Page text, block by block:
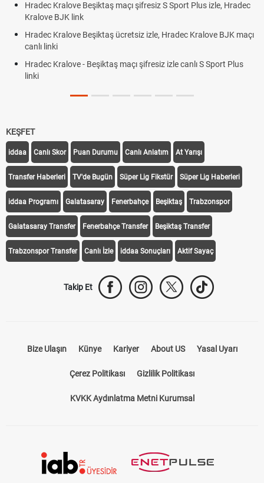
Hradec Kralove Beşiktaş maçı şifresiz S Sport Plus izle, Hradec
Kralove BJK link
Hradec Kralove Beşiktaş ücretsiz izle, Hradec Kralove BJK maçı
canlı linki
Hradec Kralove - Beşiktaş maçı şifresiz izle canlı S Sport Plus
linki
KEŞFET
iddaa Canlı Skor Puan Durumu Canlı Anlatım At Yarışı
Transfer Haberleri TV'de Bugün Süper Lig Fikstür Süper Lig Haberleri
iddaa Programı Galatasaray Fenerbahçe Beşiktaş Trabzonspor
Galatasaray Transfer Fenerbahçe Transfer Beşiktaş Transfer
Trabzonspor Transfer Canlı İzle iddaa Sonuçları Aktif Sayaç
Takip Et
Bize Ulaşın Künye Kariyer About US Yasal Uyarı
Çerez Politikası Gizlilik Politikası
KVKK Aydınlatma Metni Kurumsal